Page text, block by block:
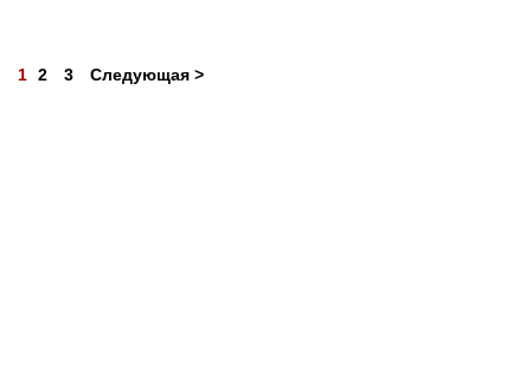
1 2 3 Следующая >